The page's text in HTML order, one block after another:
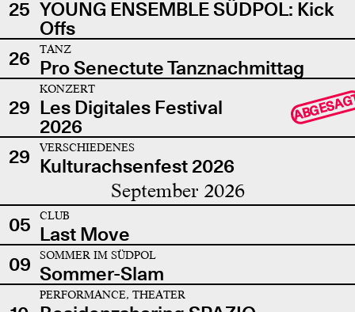
25 YOUNG ENSEMBLE SÜDPOL: Kick
Offs
26
TANZ
Pro Senectute Tanznachmittag
29
KONZERT
Les Digitales Festival
2026
29 VERSCHIEDENES
Kulturachsenfest 2026
September 2026
05 CLUB
Last Move
09
SOMMER IM SÜDPOL
Sommer-Slam
PERFORMANCE, THEATER